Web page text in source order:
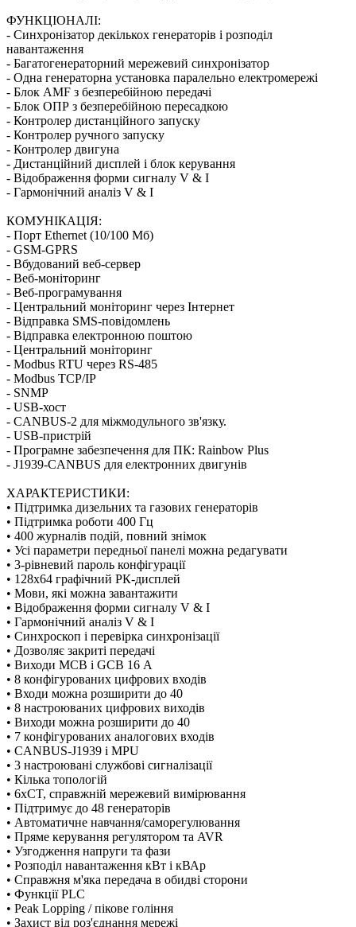
ФУНКЦІОНАЛІ:
- Синхронізатор декількох генераторів і розподіл
навантаження
- Багатогенераторний мережевий синхронізатор
- Одна генераторна установка паралельно електромережі
- Блок AMF з безперебійною передачі
- Блок ОПР з безперебійною пересадкою
- Контролер дистанційного запуску
- Контролер ручного запуску
- Контролер двигуна
- Дистанційний дисплей і блок керування
- Відображення форми сигналу V & I
- Гармонічний аналіз V & I
КОМУНІКАЦІЯ:
- Порт Ethernet (10/100 Мб)
- GSM-GPRS
- Вбудований веб-сервер
- Веб-моніторинг
- Веб-програмування
- Центральний моніторинг через Інтернет
- Відправка SMS-повідомлень
- Відправка електронною поштою
- Центральний моніторинг
- Modbus RTU через RS-485
- Modbus TCP/IP
- SNMP
- USB-хост
- CANBUS-2 для міжмодульного зв'язку.
- USB-пристрій
- Програмне забезпечення для ПК: Rainbow Plus
- J1939-CANBUS для електронних двигунів
ХАРАКТЕРИСТИКИ:
• Підтримка дизельних та газових генераторів
• Підтримка роботи 400 Гц
• 400 журналів подій, повний знімок
• Усі параметри передньої панелі можна редагувати
• 3-рівневий пароль конфігурації
• 128x64 графічний РК-дисплей
• Мови, які можна завантажити
• Відображення форми сигналу V & I
• Гармонічний аналіз V & I
• Синхроскоп і перевірка синхронізації
• Дозволяє закриті передачі
• Виходи MCB і GCB 16 А
• 8 конфігурованих цифрових входів
• Входи можна розширити до 40
• 8 настроюваних цифрових виходів
• Виходи можна розширити до 40
• 7 конфігурованих аналогових входів
• CANBUS-J1939 і MPU
• 3 настроювані службові сигналізації
• Кілька топологій
• 6xCT, справжній мережевий вимірювання
• Підтримує до 48 генераторів
• Автоматичне навчання/саморегулювання
• Пряме керування регулятором та AVR
• Узгодження напруги та фази
• Розподіл навантаження кВт і кВАр
• Справжня м'яка передача в обидві сторони
• Функції PLC
• Peak Lopping / пікове гоління
• Захист від роз'єднання мережі